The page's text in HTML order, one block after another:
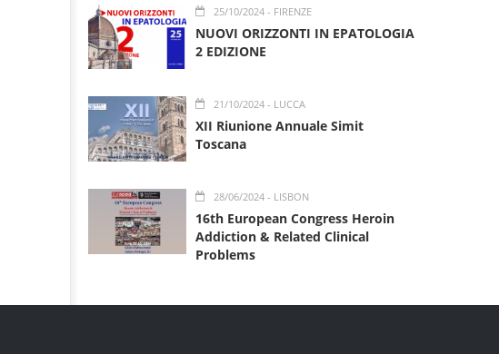
25/10/2024- FIRENZE
NUOVI ORIZZONTI IN EPATOLOGIA
2 EDIZIONE
21/10/2024- LUCCA
XII Riunione Annuale Simit
Toscana
28/06/2024- LISBON
16th European Congress Heroin
Addiction & Related Clinical
Problems